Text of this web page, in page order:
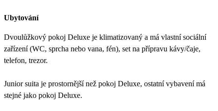
Ubytování
Dvoulůžkový pokoj Deluxe je klimatizovaný a má vlastní sociální
zařízení (WC, sprcha nebo vana, fén), set na přípravu kávy/čaje,
telefon, trezor.
Junior suita je prostornější než pokoj Deluxe, ostatní vybavení má
stejné jako pokoj Deluxe.